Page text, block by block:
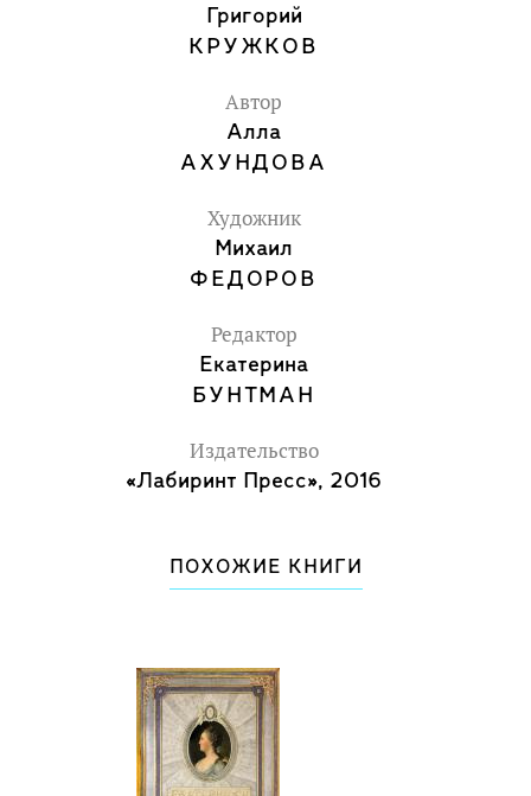
Григорий
КРУЖКОВ
Автор
Алла
АХУНДОВА
Художник
Михаил
ФЕДОРОВ
Редактор
Екатерина
БУНТМАН
Издательство
«Лабиринт Пресс», 2016
ПОХОЖИЕ КНИГИ